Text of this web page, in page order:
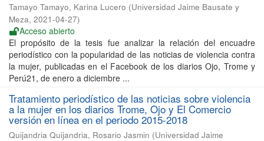
Tamayo Tamayo, Karina Lucero (Universidad Jaime Bausate y
Meza, 2021-04-27)
Acceso abierto
El propósito de la tesis fue analizar la relación del encuadre
periodístico con la popularidad de las noticias de violencia contra
la mujer, publicadas en el Facebook de los diarios Ojo, Trome y
Perú21, de enero a diciembre ...
Tratamiento periodístico de las noticias sobre violencia
a la mujer en los diarios Trome, Ojo y El Comercio
versión en línea en el periodo 2015-2018
Quijandria Quijandria, Rosario Jasmin (Universidad Jaime